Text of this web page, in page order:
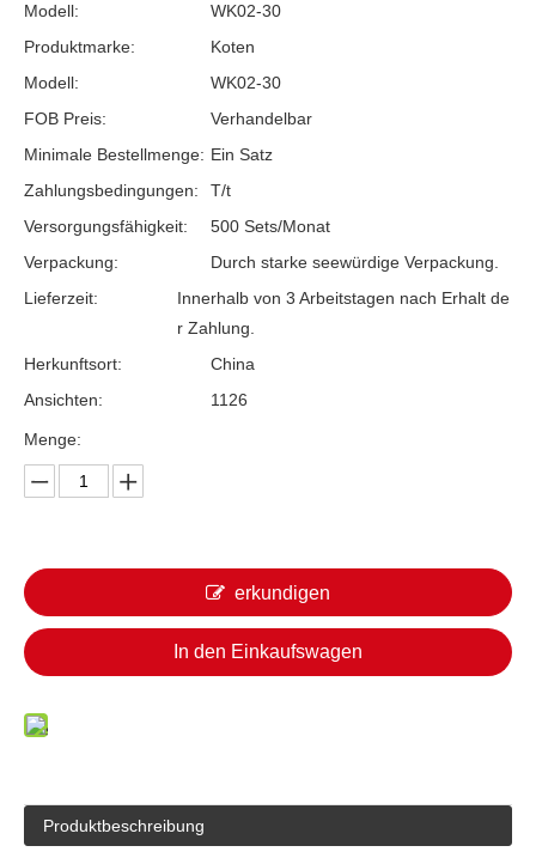
Modell:
WK02-30
Produktmarke:
Koten
Modell:
WK02-30
FOB Preis:
Verhandelbar
Minimale Bestellmenge: Ein Satz
Zahlungsbedingungen:
T/t
Versorgungsfähigkeit:
500 Sets/Monat
Verpackung:
Durch starke seewürdige Verpackung.
Lieferzeit:
Innerhalb von 3 Arbeitstagen nach Erhalt de
r Zahlung.
Herkunftsort:
China
Ansichten:
1126
Menge:
erkundigen
In den Einkaufswagen
Produktbeschreibung